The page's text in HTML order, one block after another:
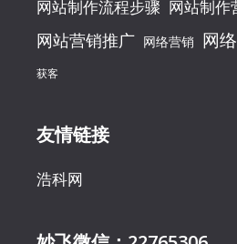
网站制作流程步骤 网站制作
网站营销推广 网络营销 网
获客
友情链接
浩科网